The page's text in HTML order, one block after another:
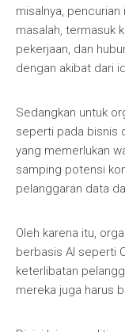
misalnya,
masalah, termasuk
pekerjaan, dan
dengan akibat dari
Sedangkan untuk
seperti pada bisnis
yang memerlukan
samping potensi
pelanggaran data
Oleh karena itu,
berbasis AI seperti
keterlibatan
mereka juga harus